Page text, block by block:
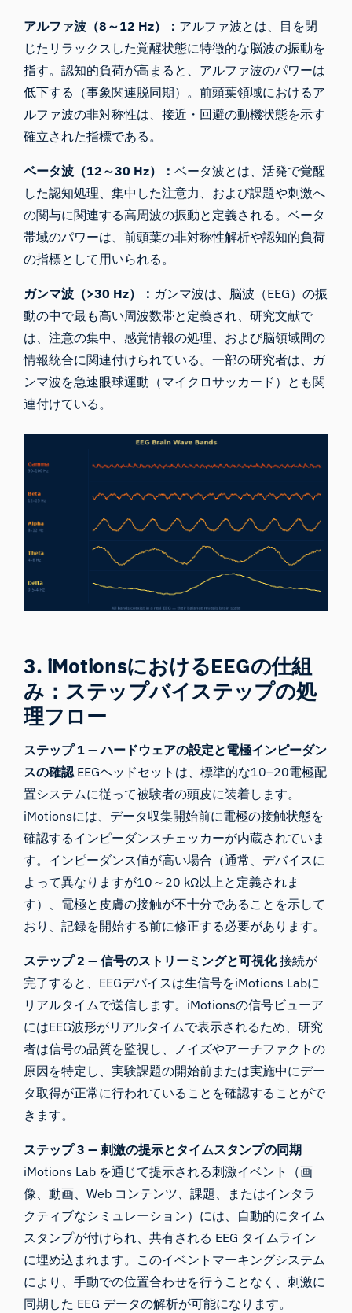
アルファ波（8～12 Hz）： アルファ波とは、目を閉
じたリラックスした覚醒状態に特徴的な脳波の振動を
指す。認知的負荷が高まると、アルファ波のパワーは
低下する（事象関連脱同期）。前頭葉領域におけるア
ルファ波の非対称性は、接近・回避の動機状態を示す
確立された指標である。
ベータ波（12～30 Hz）：ベータ波とは、活発で覚醒
した認知処理、集中した注意力、および課題や刺激へ
の関与に関連する高周波の振動と定義される。ベータ
帯域のパワーは、前頭葉の非対称性解析や認知的負荷
の指標として用いられる。
ガンマ波（>30 Hz）： ガンマ波は、脳波（EEG）の振
動の中で最も高い周波数帯と定義され、研究文献で
は、注意の集中、感覚情報の処理、および脳領域間の
情報統合に関連付けられている。一部の研究者は、ガ
ンマ波を急速眼球運動（マイクロサッカード）とも関
連付けている。
3. iMotionsにおけるEEGの仕組
み：ステップバイステップの処
理フロー
ステップ 1 — ハードウェアの設定と電極インピーダン
スの確認EEGヘッドセットは、標準的な10–20電極配
置システムに従って被験者の頭皮に装着します。
iMotionsには、データ収集開始前に電極の接触状態を
確認するインピーダンスチェッカーが内蔵されていま
す。インピーダンス値が高い場合（通常、デバイスに
よって異なりますが10～20 kΩ以上と定義されま
す）、電極と皮膚の接触が不十分であることを示して
おり、記録を開始する前に修正する必要があります。
ステップ 2 — 信号のストリーミングと可視化接続が
完了すると、EEGデバイスは生信号をiMotions Labに
リアルタイムで送信します。iMotionsの信号ビューア
にはEEG波形がリアルタイムで表示されるため、研究
者は信号の品質を監視し、ノイズやアーチファクトの
原因を特定し、実験課題の開始前または実施中にデー
タ取得が正常に行われていることを確認することがで
きます。
ステップ 3 — 刺激の提示とタイムスタンプの同期
iMotions Lab を通じて提示される刺激イベント（画
像、動画、Web コンテンツ、課題、またはインタラ
クティブなシミュレーション）には、自動的にタイム
スタンプが付けられ、共有される EEG タイムライン
に埋め込まれます。このイベントマーキングシステム
により、手動での位置合わせを行うことなく、刺激に
同期した EEG データの解析が可能になります。